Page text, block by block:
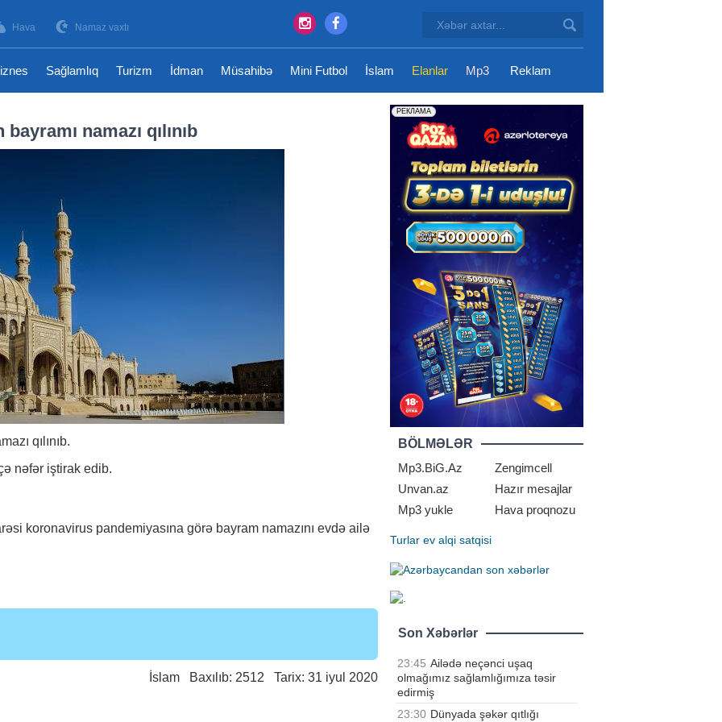
Hava Namaz vaxtı
Sağlamlıq Turizm İdman Müsahibə Mini Futbol İslam Elanlar Mp3 Reklam
namazı qılınıb
qılınıb.
nəfər iştirak edib.
koronavirus pandemiyasına görə bayram namazını evdə ailə
İslam Baxılıb: 2512 Tarix: 31 iyul 2020
BÖLMƏLƏR
Mp3.BiG.Az
Zengimcell
Unvan.az
Hazır mesajlar
Mp3 yukle
Hava proqnozu
Turlar ev alqi satqisi
Son Xəbərlər
23:45 Ailədə neçənci uşaq
olmağımız sağlamlığımıza təsir
edirmiş
23:30 Dünyada şəkər qıtlığı